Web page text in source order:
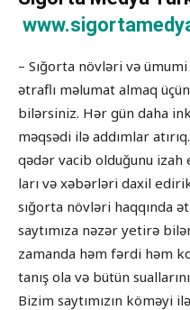
– Sığorta növləri və
ətraflı məlumat almaq
bilərsiniz. Hər gün daha
məqsədi ilə addımlar
qədər vacib olduğunu izah
ları və xəbərləri daxil
sığorta növləri haqqında
saytımıza nəzər yetirə
zamanda həm fərdi həm
tanış ola və bütün
Bizim saytımızın köməyi